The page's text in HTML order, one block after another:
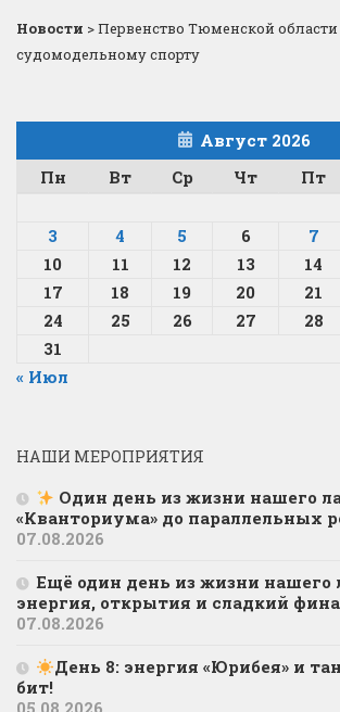
Новости >Первенство Тюменской области
судомодельному спорту
Август 2026
Пн
Вт Ср Чт Пт
3
4 5 6 7
10
11 12 13 14
17
18 19 20 21
24
25 26 27 28
31
« Июл
НАШИ МЕРОПРИЯТИЯ
Один день из жизни нашего
«Кванториума» до параллельных
07.08.2026
Ещё один день из жизни нашего
энергия, открытия и сладкий
07.08.2026
День 8: энергия «Юрибея» и
бит!